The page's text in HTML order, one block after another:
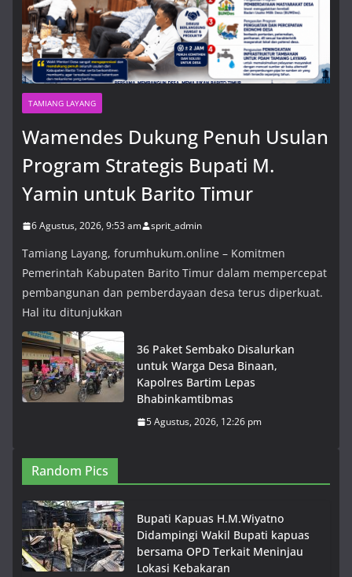
TAMIANG LAYANG
Wamendes Dukung Penuh Usulan
Program Strategis Bupati M.
Yamin untuk Barito Timur
6 Agustus, 2026, 9:53 am sprit_admin
Tamiang Layang, forumhukum.online – Komitmen
Pemerintah Kabupaten Barito Timur dalam mempercepat
pembangunan dan pemberdayaan desa terus diperkuat.
Hal itu ditunjukkan
36 Paket Sembako Disalurkan
untuk Warga Desa Binaan,
Kapolres Bartim Lepas
Bhabinkamtibmas
5 Agustus, 2026, 12:26 pm
Random Pics
Bupati Kapuas H.M.Wiyatno
Didampingi Wakil Bupati kapuas
bersama OPD Terkait Meninjau
Lokasi Kebakaran